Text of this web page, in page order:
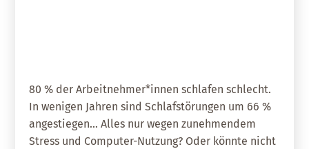
80 % der Arbeitnehmer*innen schlafen schlecht.
In wenigen Jahren sind Schlafstörungen um 66 %
angestiegen... Alles nur wegen zunehmendem
Stress und Computer-Nutzung? Oder könnte nicht